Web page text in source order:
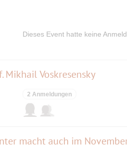
Dieses Event hatte keine
Mikhail Voskresensky
2 Anmeldungen
macht auch im